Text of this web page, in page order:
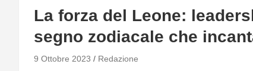
La forza del Leone:
segno zodiacale che
9 Ottobre 2023 Redazione